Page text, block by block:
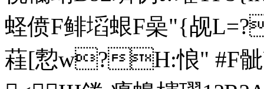
蛏偾F鲱塪蛝F喿"{觇
蓕[愂w?H:悢" #F骴